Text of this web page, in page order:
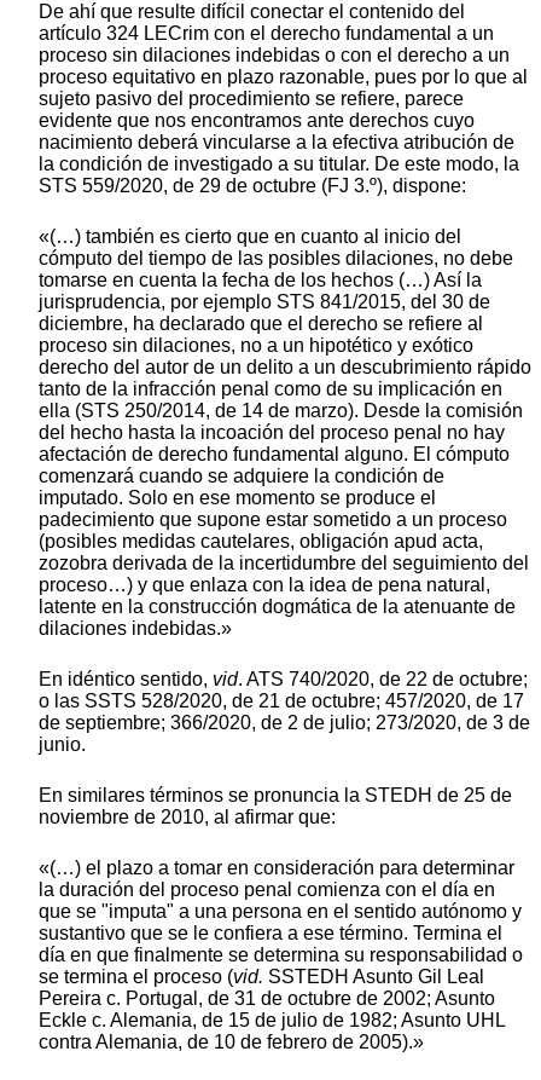
De ahí que resulte difícil conectar el contenido del
artículo 324 LECrim con el derecho fundamental a un
proceso sin dilaciones indebidas o con el derecho a un
proceso equitativo en plazo razonable, pues por lo que al
sujeto pasivo del procedimiento se refiere, parece
evidente que nos encontramos ante derechos cuyo
nacimiento deberá vincularse a la efectiva atribución de
la condición de investigado a su titular. De este modo, la
STS 559/2020, de 29 de octubre (FJ 3.º), dispone:
«(…) también es cierto que en cuanto al inicio del
cómputo del tiempo de las posibles dilaciones, no debe
tomarse en cuenta la fecha de los hechos (…) Así la
jurisprudencia, por ejemplo STS 841/2015, del 30 de
diciembre, ha declarado que el derecho se refiere al
proceso sin dilaciones, no a un hipotético y exótico
derecho del autor de un delito a un descubrimiento rápido
tanto de la infracción penal como de su implicación en
ella (STS 250/2014, de 14 de marzo). Desde la comisión
del hecho hasta la incoación del proceso penal no hay
afectación de derecho fundamental alguno. El cómputo
comenzará cuando se adquiere la condición de
imputado. Solo en ese momento se produce el
padecimiento que supone estar sometido a un proceso
(posibles medidas cautelares, obligación apud acta,
zozobra derivada de la incertidumbre del seguimiento del
proceso…) y que enlaza con la idea de pena natural,
latente en la construcción dogmática de la atenuante de
dilaciones indebidas.»
En idéntico sentido, vid. ATS 740/2020, de 22 de octubre;
o las SSTS 528/2020, de 21 de octubre; 457/2020, de 17
de septiembre; 366/2020, de 2 de julio; 273/2020, de 3 de
junio.
En similares términos se pronuncia la STEDH de 25 de
noviembre de 2010, al afirmar que:
«(…) el plazo a tomar en consideración para determinar
la duración del proceso penal comienza con el día en
que se "imputa" a una persona en el sentido autónomo y
sustantivo que se le confiera a ese término. Termina el
día en que finalmente se determina su responsabilidad o
se termina el proceso (vid. SSTEDH Asunto Gil Leal
Pereira c. Portugal, de 31 de octubre de 2002; Asunto
Eckle c. Alemania, de 15 de julio de 1982; Asunto UHL
contra Alemania, de 10 de febrero de 2005).»